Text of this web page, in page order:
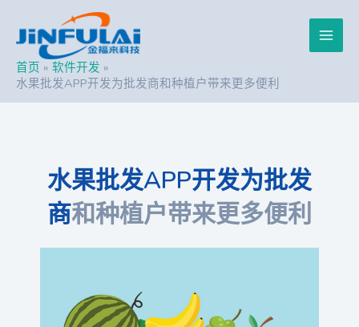
Main
首页
软件开发
水果批发APP开发为批发商和种植户带来更多便利
水果批发APP开发为批发
商和种植户带来更多便利
navigation